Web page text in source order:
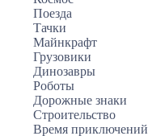
Поезда
Тачки
Майнкрафт
Грузовики
Динозавры
Роботы
Дорожные знаки
Строительство
Время приключений